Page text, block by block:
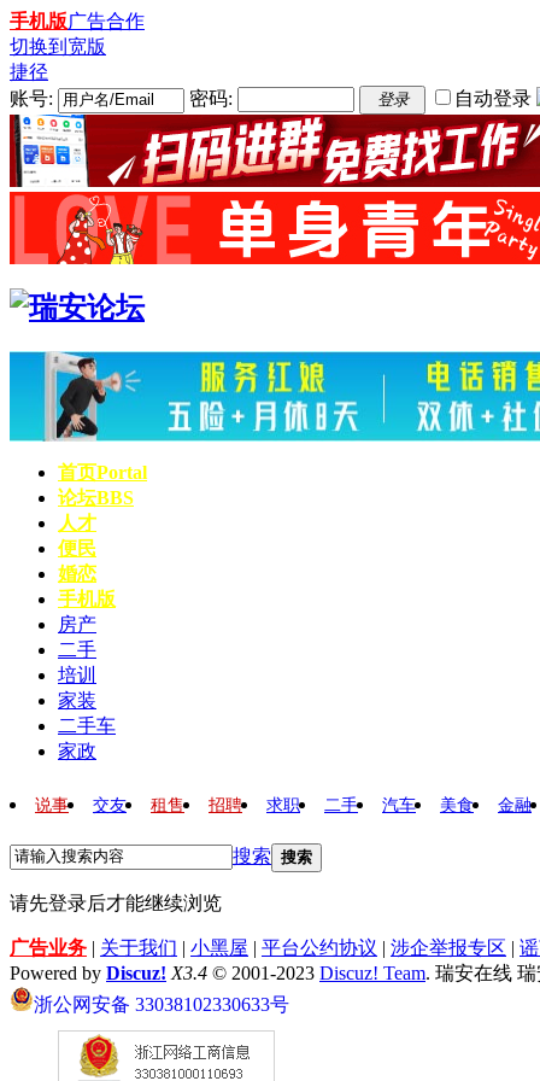
手机版广告合作
切换到宽版
捷径
账号:
密码: 登录 自动登录
首页Portal
论坛BBS
人才
便民
婚恋
手机版
房产
二手
培训
家装
二手车
家政
说事 交友 租售 招聘 求职 二手 汽车 美食 金融
搜索 搜索
请先登录后才能继续浏览
广告业务 | 关于我们 | 小黑屋 | 平台公约协议 | 涉企举报专区 |
Powered by Discuz! X3.4 © 2001-2023 Discuz! Team. 瑞安在线
浙公网安备 33038102330633号